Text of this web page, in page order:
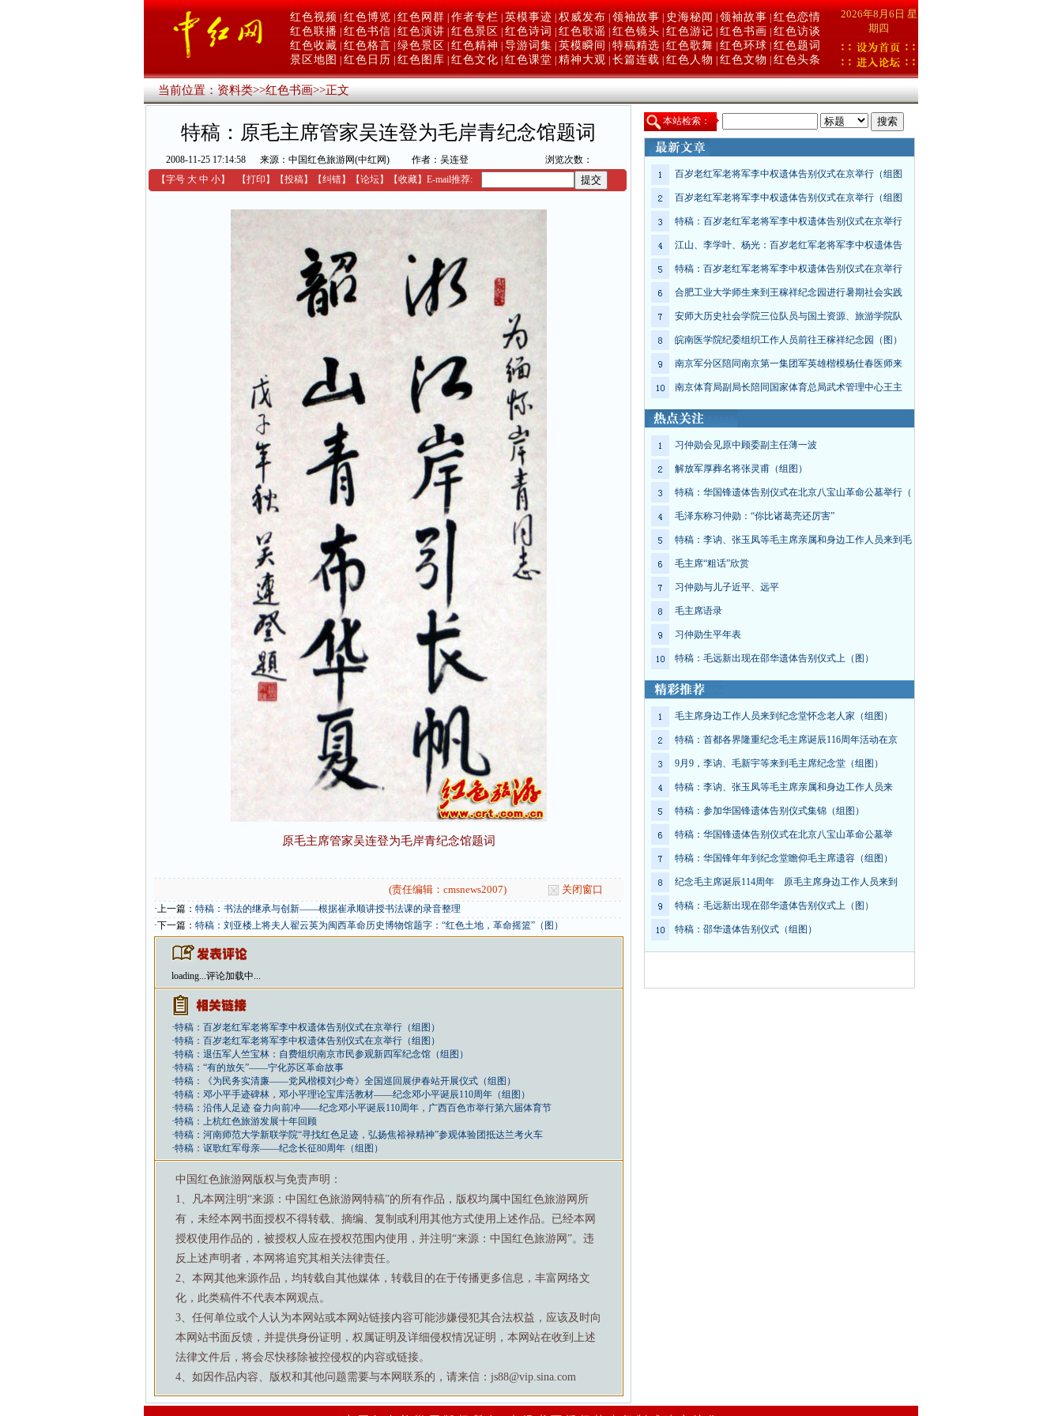
红色视频 红色博览 红色网群 作者专栏 英模事迹 权威发布 领袖故事 史海秘闻 领袖故事 红色恋情
红色联播 红色书信 红色演讲 红色景区 红色诗词 红色歌谣 红色镜头 红色游记 红色书画
红色访谈
红色收藏 红色格言 绿色景区 红色精神 导游词集 英模瞬间 特稿精选 红色歌舞 红色环球 红色题词
景区地图
红色日历 红色图库 红色文化 红色课堂 精神大观 长篇连载 红色人物 红色文物 红色头条
2026年8月6日 星
期四
当前位置：资料类>>红色书画>>正文
特稿：原毛主席管家吴连登为毛岸青纪念馆题词
2008-11-25 17:14:58 来源：中国红色旅游网(中红网) 作者：吴连登
浏览次数：
【字号 大 中 小】 【打印 】 【投稿】 【纠错】 【论坛】 【收藏】 E-mail推荐:
原毛主席管家吴连登为毛岸青纪念馆题词
(责任编辑：cmsnews2007) 关闭窗口
·上一篇： 特稿：书法的继承与创新——根据崔承顺讲授书法课的录音整理
·下一篇： 特稿：刘亚楼上将夫人翟云英为闽西革命历史博物馆题字：“红色土地，革命摇篮”（图）
loading...评论加载中...
·特稿：百岁老红军老将军李中权遗体告别仪式在京举行（组图）
·特稿：百岁老红军老将军李中权遗体告别仪式在京举行（组图）
·特稿：退伍军人竺宝林：自费组织南京市民参观新四军纪念馆（组图）
·特稿：“有的放矢”——宁化苏区革命故事
·特稿：《为民务实清廉——党风楷模刘少奇》全国巡回展伊春站开展仪式（组图）
·特稿：邓小平手迹碑林，邓小平理论宝库活教材——纪念邓小平诞辰110周年（组图）
·特稿：沿伟人足迹 奋力向前冲——纪念邓小平诞辰110周年，广西百色市举行第六届体育节
·特稿：上杭红色旅游发展十年回顾
·特稿：河南师范大学新联学院“寻找红色足迹，弘扬焦裕禄精神”参观体验团抵达兰考火车
·特稿：讴歌红军母亲——纪念长征80周年（组图）
中国红色旅游网版权与免责声明：
1、凡本网注明“来源：中国红色旅游网特稿”的所有作品，版权均属中国红色旅游网所
有，未经本网书面授权不得转载、摘编、复制或利用其他方式使用上述作品。已经本网
授权使用作品的，被授权人应在授权范围内使用，并注明“来源：中国红色旅游网”。违
反上述声明者，本网将追究其相关法律责任。
2、本网其他来源作品，均转载自其他媒体，转载目的在于传播更多信息，丰富网络文
化，此类稿件不代表本网观点。
3、任何单位或个人认为本网站或本网站链接内容可能涉嫌侵犯其合法权益，应该及时向
本网站书面反馈，并提供身份证明，权属证明及详细侵权情况证明，本网站在收到上述
法律文件后，将会尽快移除被控侵权的内容或链接。
4、如因作品内容、版权和其他问题需要与本网联系的，请来信：js88@vip.sina.com
本站检索：
百岁老红军老将军李中权遗体告别仪式在京举行（组图
百岁老红军老将军李中权遗体告别仪式在京举行（组图
特稿：百岁老红军老将军李中权遗体告别仪式在京举行
江山、李学叶、杨光：百岁老红军老将军李中权遗体告
特稿：百岁老红军老将军李中权遗体告别仪式在京举行
合肥工业大学师生来到王稼祥纪念园进行暑期社会实践
安师大历史社会学院三位队员与国土资源、旅游学院队
皖南医学院纪委组织工作人员前往王稼祥纪念园（图）
南京军分区陪同南京第一集团军英雄楷模杨仕春医师来
南京体育局副局长陪同国家体育总局武术管理中心王主
习仲勋会见原中顾委副主任薄一波
解放军厚葬名将张灵甫（组图）
特稿：华国锋遗体告别仪式在北京八宝山革命公墓举行（
毛泽东称习仲勋：“你比诸葛亮还厉害”
特稿：李讷、张玉凤等毛主席亲属和身边工作人员来到毛
毛主席“粗话”欣赏
习仲勋与儿子近平、远平
毛主席语录
习仲勋生平年表
特稿：毛远新出现在邵华遗体告别仪式上（图）
毛主席身边工作人员来到纪念堂怀念老人家（组图）
特稿：首都各界隆重纪念毛主席诞辰116周年活动在京
9月9，李讷、毛新宇等来到毛主席纪念堂（组图）
特稿：李讷、张玉凤等毛主席亲属和身边工作人员来
特稿：参加华国锋遗体告别仪式集锦（组图）
特稿：华国锋遗体告别仪式在北京八宝山革命公墓举
特稿：华国锋年年到纪念堂瞻仰毛主席遗容（组图）
纪念毛主席诞辰114周年 原毛主席身边工作人员来到
特稿：毛远新出现在邵华遗体告别仪式上（图）
特稿：邵华遗体告别仪式（组图）